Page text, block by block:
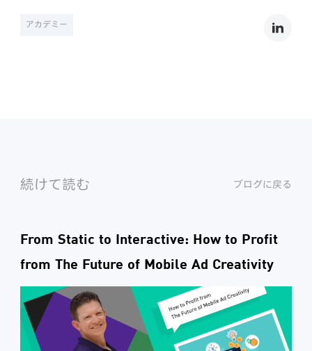
アカデミー
続けて読む ブログに戻る
From Static to Interactive: How to Profit
from The Future of Mobile Ad Creativity